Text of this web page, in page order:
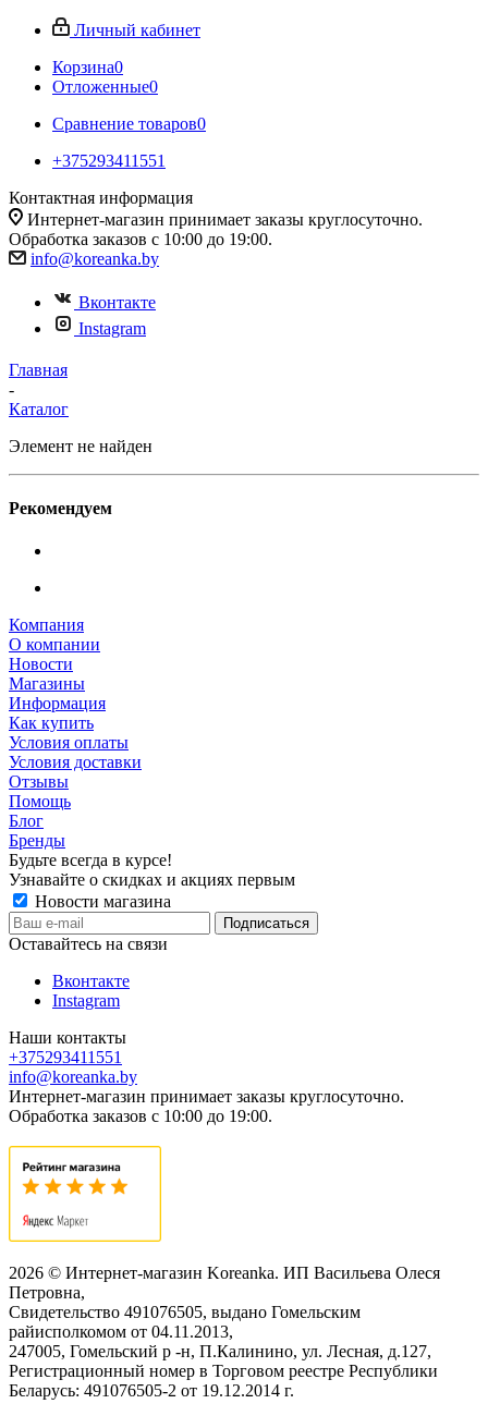
Личный кабинет
Корзина0
Отложенные0
Сравнение товаров0
+375293411551
Контактная информация
Интернет-магазин принимает заказы круглосуточно.
Обработка заказов с 10:00 до 19:00.
info@koreanka.by
Вконтакте
Instagram
Главная
-
Каталог
Элемент не найден
Рекомендуем
Компания
О компании
Новости
Магазины
Информация
Как купить
Условия оплаты
Условия доставки
Отзывы
Помощь
Блог
Бренды
Будьте всегда в курсе!
Узнавайте о скидках и акциях первым
Новости магазина
Оставайтесь на связи
Вконтакте
Instagram
Наши контакты
+375293411551
info@koreanka.by
Интернет-магазин принимает заказы круглосуточно.
Обработка заказов с 10:00 до 19:00.
2026 © Интернет-магазин Koreanka. ИП Васильева Олеся
Петровна,
Свидетельство ‎491076505, выдано Гомельским
райисполкомом от 04.11.2013,
247005, Гомельский р -н, П.Калинино, ул. Лесная, д.127,
Регистрационный номер в Торговом реестре Республики
Беларусь: ‎491076505-2 от 19.12.2014 г.